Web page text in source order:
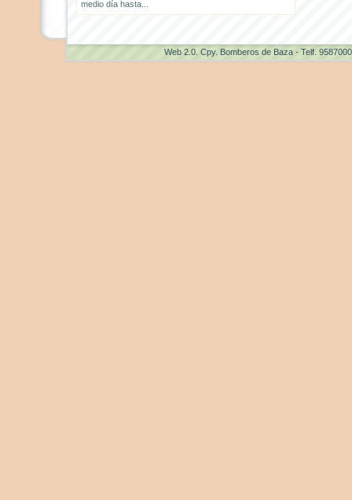
medio día hasta...
Web 2.0 . Cpy. Bomberos de Baza - Telf.